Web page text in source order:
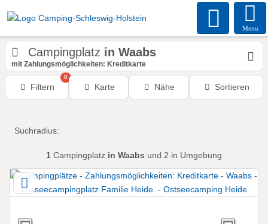
Menu
Campingplatz in Waabs
mit Zahlungsmöglichkeiten: Kreditkarte
Filtern
0
Karte Nähe Sortieren
Suchradius:
1 Campingplatz in Waabs und 2 in Umgebung